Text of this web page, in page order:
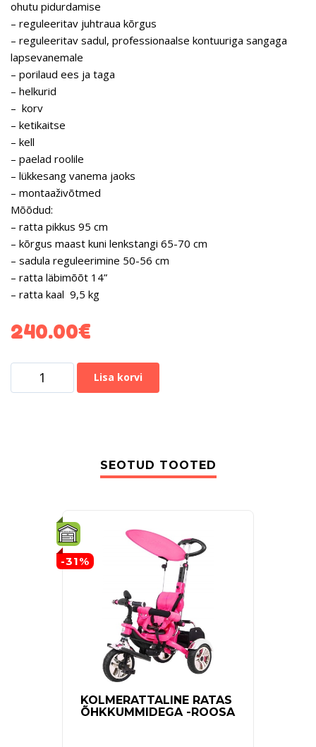
ohutu pidurdamise
– reguleeritav juhtraua kõrgus
– reguleeritav sadul, professionaalse kontuuriga sangaga
lapsevanemale
– porilaud ees ja taga
– helkurid
– korv
– ketikaitse
– kell
– paelad roolile
– lükkesang vanema jaoks
– montaaživõtmed
Mõõdud:
– ratta pikkus 95 cm
– kõrgus maast kuni lenkstangi 65-70 cm
– sadula reguleerimine 50-56 cm
– ratta läbimõõt 14”
– ratta kaal 9,5 kg
240.00€
Lisa korvi
SEOTUD TOOTED
-31%
KOLMERATTALINE RATAS
ÕHKKUMMIDEGA -ROOSA